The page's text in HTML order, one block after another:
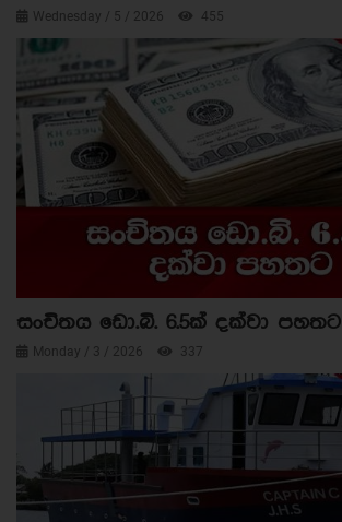
Wednesday / 5 / 2026 455
සංචිතය ඩො.බි. 6.5ක් දක්වා පහතට
Monday / 3 / 2026 337